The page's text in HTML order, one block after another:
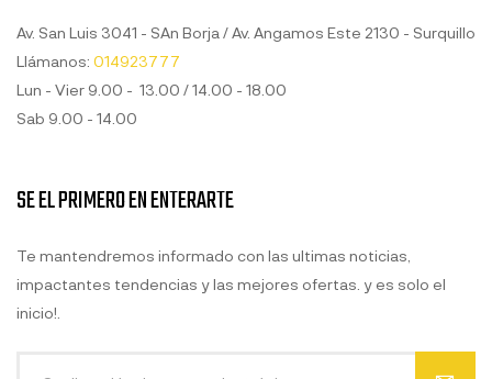
Av. San Luis 3041 - SAn Borja / Av. Angamos Este 2130 - Surquillo
Llámanos: 014923777
Lun - Vier 9.00 - 13.00 / 14.00 - 18.00
Sab 9.00 - 14.00
SE EL PRIMERO EN ENTERARTE
Te mantendremos informado con las ultimas noticias,
impactantes tendencias y las mejores ofertas. y es solo el
inicio!.